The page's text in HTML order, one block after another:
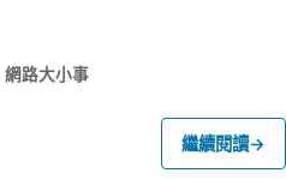
網路大小事
繼續閱讀→